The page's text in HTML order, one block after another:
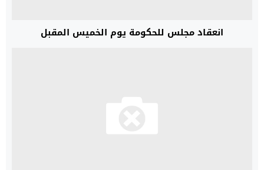
انعقاد مجلس للحكومة يوم الخميس المقبل